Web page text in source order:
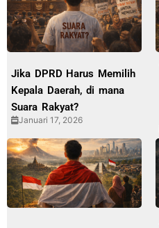
Jika DPRD Harus Memilih
Kepala Daerah, di mana
Suara Rakyat?
Januari 17, 2026